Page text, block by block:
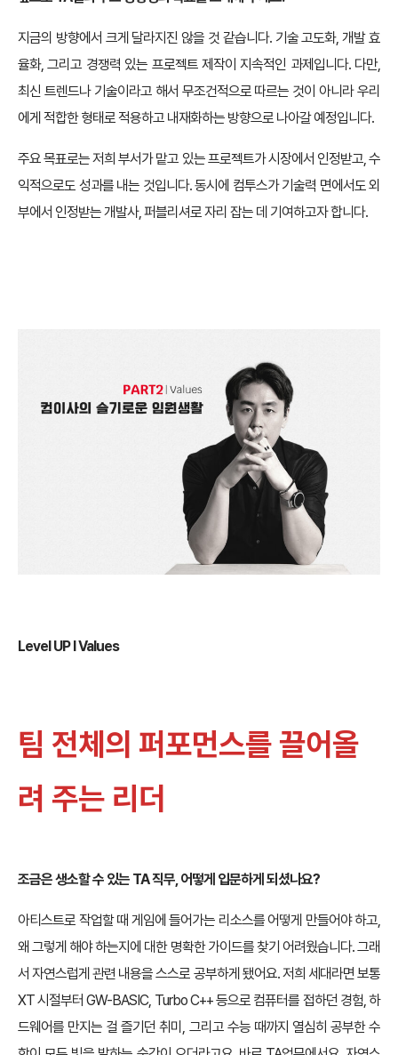
지금의 방향에서 크게 달라지진 않을 것 같습니다. 기술 고도화, 개발 효
율화, 그리고 경쟁력 있는 프로젝트 제작이 지속적인 과제입니다. 다만,
최신 트렌드나 기술이라고 해서 무조건적으로 따르는 것이 아니라 우리
에게 적합한 형태로 적용하고 내재화하는 방향으로 나아갈 예정입니다.
주요 목표로는 저희 부서가 맡고 있는 프로젝트가 시장에서 인정받고, 수
익적으로도 성과를 내는 것입니다. 동시에 컴투스가 기술력 면에서도 외
부에서 인정받는 개발사, 퍼블리셔로 자리 잡는 데 기여하고자 합니다.
Level UP lValues
팀 전체의 퍼포먼스를 끌어올
려 주는 리더
조금은 생소할 수 있는 TA 직무, 어떻게 입문하게 되셨나요?
아티스트로 작업할 때 게임에 들어가는 리소스를 어떻게 만들어야 하고,
왜 그렇게 해야 하는지에 대한 명확한 가이드를 찾기 어려웠습니다. 그래
서 자연스럽게 관련 내용을 스스로 공부하게 됐어요. 저희 세대라면 보통
XT 시절부터 GW-BASIC, Turbo C++ 등으로 컴퓨터를 접하던 경험, 하
드웨어를 만지는 걸 즐기던 취미, 그리고 수능 때까지 열심히 공부한 수